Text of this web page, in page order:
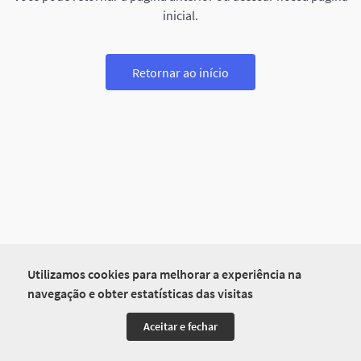
Utilizamos cookies para melhorar a experiência na
navegação e obter estatísticas das visitas
Aceitar e fechar
inicial.
Retornar ao início